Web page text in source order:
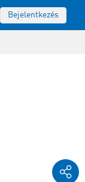
Bejelentkezés